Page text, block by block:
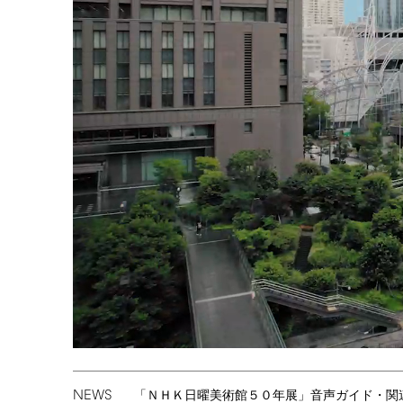
NEWS 「ＮＨＫ日曜美術館５０年展」音声ガイド・